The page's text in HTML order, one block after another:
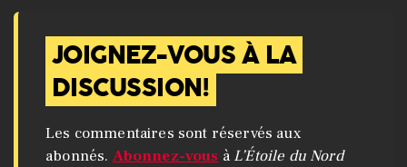
JOIGNEZ-VOUS À LA
DISCUSSION!
Les commentaires sont réservés aux
abonnés. Abonnez-vous à L’Étoile du Nord